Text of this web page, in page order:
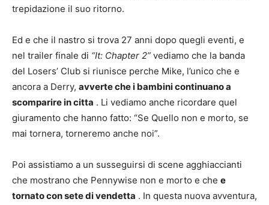
trepidazione il suo ritorno.
Ed e che il nastro si trova 27 anni dopo quegli eventi, e
nel trailer finale di “It: Chapter 2” vediamo che la banda
del Losers’ Club si riunisce perche Mike, l’unico che e
ancora a Derry, avverte che i bambini continuano a
scomparire in citta . Li vediamo anche ricordare quel
giuramento che hanno fatto: “Se Quello non e morto, se
mai tornera, torneremo anche noi”.
Poi assistiamo a un susseguirsi di scene agghiaccianti
che mostrano che Pennywise non e morto e che e
tornato con sete di vendetta . In questa nuova avventura,